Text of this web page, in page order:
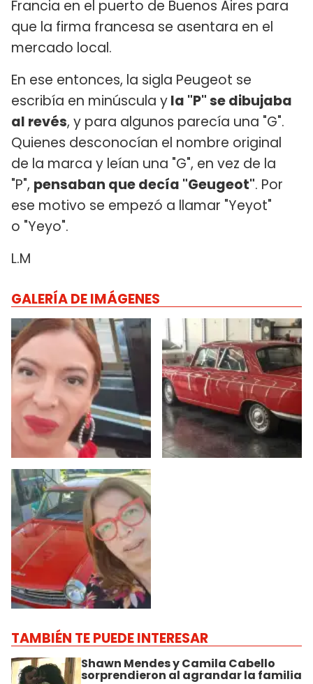
Francia en el puerto de Buenos Aires para
que la firma francesa se asentara en el
mercado local.
En ese entonces, la sigla Peugeot se
escribía en minúscula yla "P" se dibujaba
al revés, y para algunos parecía una "G".
Quienes desconocían el nombre original
de la marca y leían una "G", en vez de la
"P", pensaban que decía "Geugeot". Por
ese motivo se empezó a llamar "Yeyot"
o "Yeyo".
L.M
GALERÍA DE IMÁGENES
TAMBIÉN TE PUEDE INTERESAR
Shawn Mendes y Camila Cabello
sorprendieron al agrandar la familia